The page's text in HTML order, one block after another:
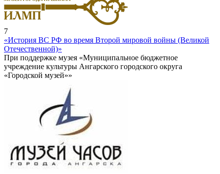
7
«История ВС РФ во время Второй мировой войны (Великой
Отечественной)»
При поддержке музея «Муниципальное бюджетное
учреждение культуры Ангарского городского округа
«Городской музей»»